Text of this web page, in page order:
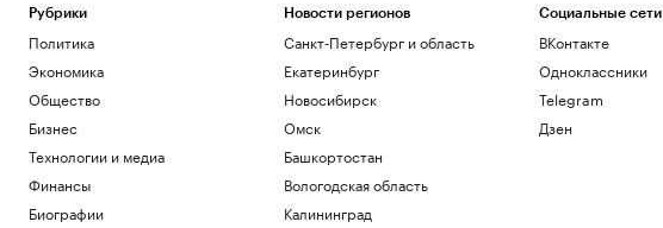
Рубрики
Политика
Экономика
Общество
Бизнес
Технологии и медиа
Финансы
Биографии
Новости регионов
Санкт-Петербург и область
Екатеринбург
Новосибирск
Омск
Башкортостан
Вологодская область
Калининград
Социальные сети
ВКонтакте
Одноклассники
Telegram
Дзен